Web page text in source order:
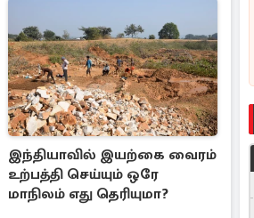
இந்தியாவில் இயற்கை வைரம்
உற்பத்தி செய்யும் ஒரே
மாநிலம் எது தெரியுமா?